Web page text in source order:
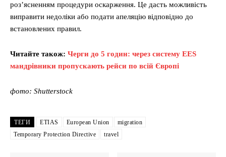
роз’ясненням процедури оскарження. Це дасть можливість
виправити недоліки або подати апеляцію відповідно до
встановлених правил.
Читайте також: Черги до 5 годин: через систему EES
мандрівники пропускають рейси по всій Європі
фото: Shutterstock
ТЕГИ ETIAS European Union
migration
Temporary Protection Directive
travel